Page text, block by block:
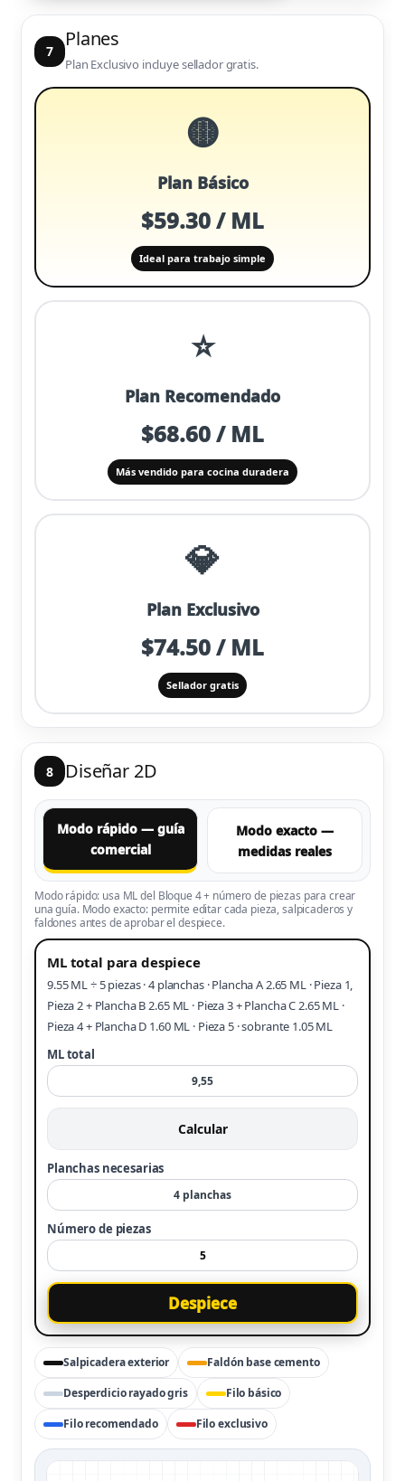
7
Planes
Plan Exclusivo incluye sellador gratis.
🟡
Plan Básico
$59.30 / ML
Ideal para trabajo simple
⭐
Plan Recomendado
$68.60 / ML
Más vendido para cocina duradera
💎
Plan Exclusivo
$74.50 / ML
Sellador gratis
8 Diseñar 2D
Modo rápido — guía
comercial
Modo exacto —
medidas reales
Modo rápido: usa ML del Bloque 4 + número de piezas para crear
una guía. Modo exacto: permite editar cada pieza, salpicaderos y
faldones antes de aprobar el despiece.
ML total para despiece
9.55 ML ÷ 5 piezas · 4 planchas · Plancha A 2.65 ML · Pieza 1,
Pieza 2 + Plancha B 2.65 ML · Pieza 3 + Plancha C 2.65 ML ·
Pieza 4 + Plancha D 1.60 ML · Pieza 5 · sobrante 1.05 ML
ML total
Calcular
Planchas necesarias
Número de piezas
Despiece
Salpicadera exterior
Faldón base cemento
Desperdicio rayado gris
Filo básico
Filo recomendado
Filo exclusivo